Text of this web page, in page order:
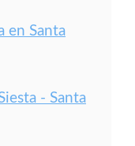
en Santa
- Santa